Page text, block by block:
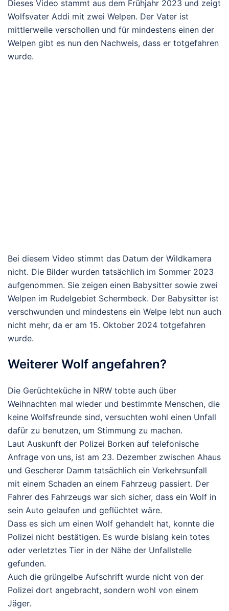
Dieses Video stammt aus dem Frühjahr 2023 und zeigt
Wolfsvater Addi mit zwei Welpen. Der Vater ist
mittlerweile verschollen und für mindestens einen der
Welpen gibt es nun den Nachweis, dass er totgefahren
wurde.
Bei diesem Video stimmt das Datum der Wildkamera
nicht. Die Bilder wurden tatsächlich im Sommer 2023
aufgenommen. Sie zeigen einen Babysitter sowie zwei
Welpen im Rudelgebiet Schermbeck. Der Babysitter ist
verschwunden und mindestens ein Welpe lebt nun auch
nicht mehr, da er am 15. Oktober 2024 totgefahren
wurde.
Weiterer Wolf angefahren?
Die Gerüchteküche in NRW tobte auch über
Weihnachten mal wieder und bestimmte Menschen, die
keine Wolfsfreunde sind, versuchten wohl einen Unfall
dafür zu benutzen, um Stimmung zu machen.
Laut Auskunft der Polizei Borken auf telefonische
Anfrage von uns, ist am 23. Dezember zwischen Ahaus
und Gescherer Damm tatsächlich ein Verkehrsunfall
mit einem Schaden an einem Fahrzeug passiert. Der
Fahrer des Fahrzeugs war sich sicher, dass ein Wolf in
sein Auto gelaufen und geflüchtet wäre.
Dass es sich um einen Wolf gehandelt hat, konnte die
Polizei nicht bestätigen. Es wurde bislang kein totes
oder verletztes Tier in der Nähe der Unfallstelle
gefunden.
Auch die grüngelbe Aufschrift wurde nicht von der
Polizei dort angebracht, sondern wohl von einem
Jäger.